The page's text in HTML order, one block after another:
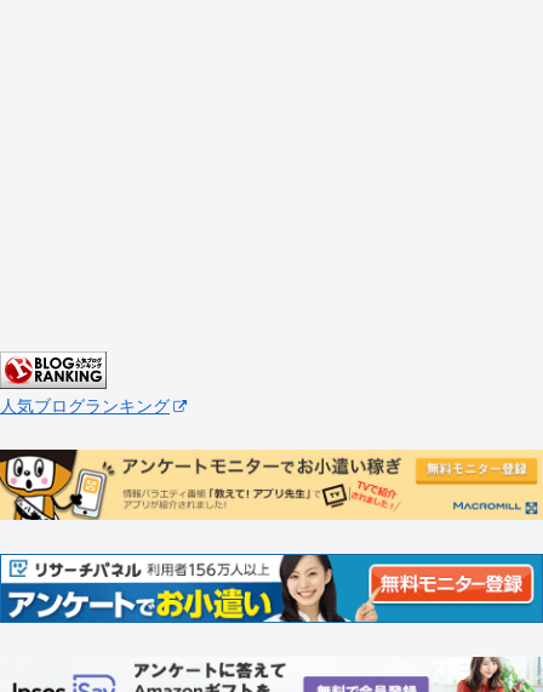
人気ブログランキング